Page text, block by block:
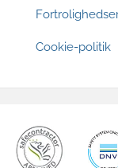
Cookie-politik